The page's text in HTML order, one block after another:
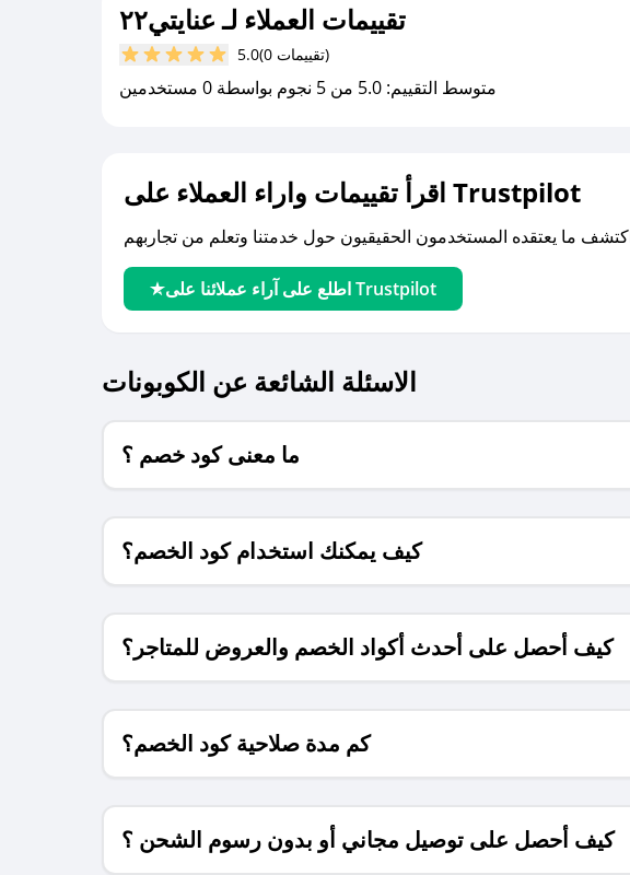
تقييمات العملاء لـ عنايتي٢٢
5.0 (0 تقييمات)
متوسط التقييم: 5.0 من 5 نجوم بواسطة 0 مستخدمين
اقرأ تقييمات واراء العملاء على Trustpilot
اطلع على آراء عملائنا على Trustpilot
الاسئلة الشائعة عن الكوبونات
ما معنى كود خصم ؟
كيف يمكنك استخدام كود الخصم؟
كيف أحصل على أحدث أكواد الخصم والعروض للمتاجر؟
كم مدة صلاحية كود الخصم؟
كيف أحصل على توصيل مجاني أو بدون رسوم الشحن ؟